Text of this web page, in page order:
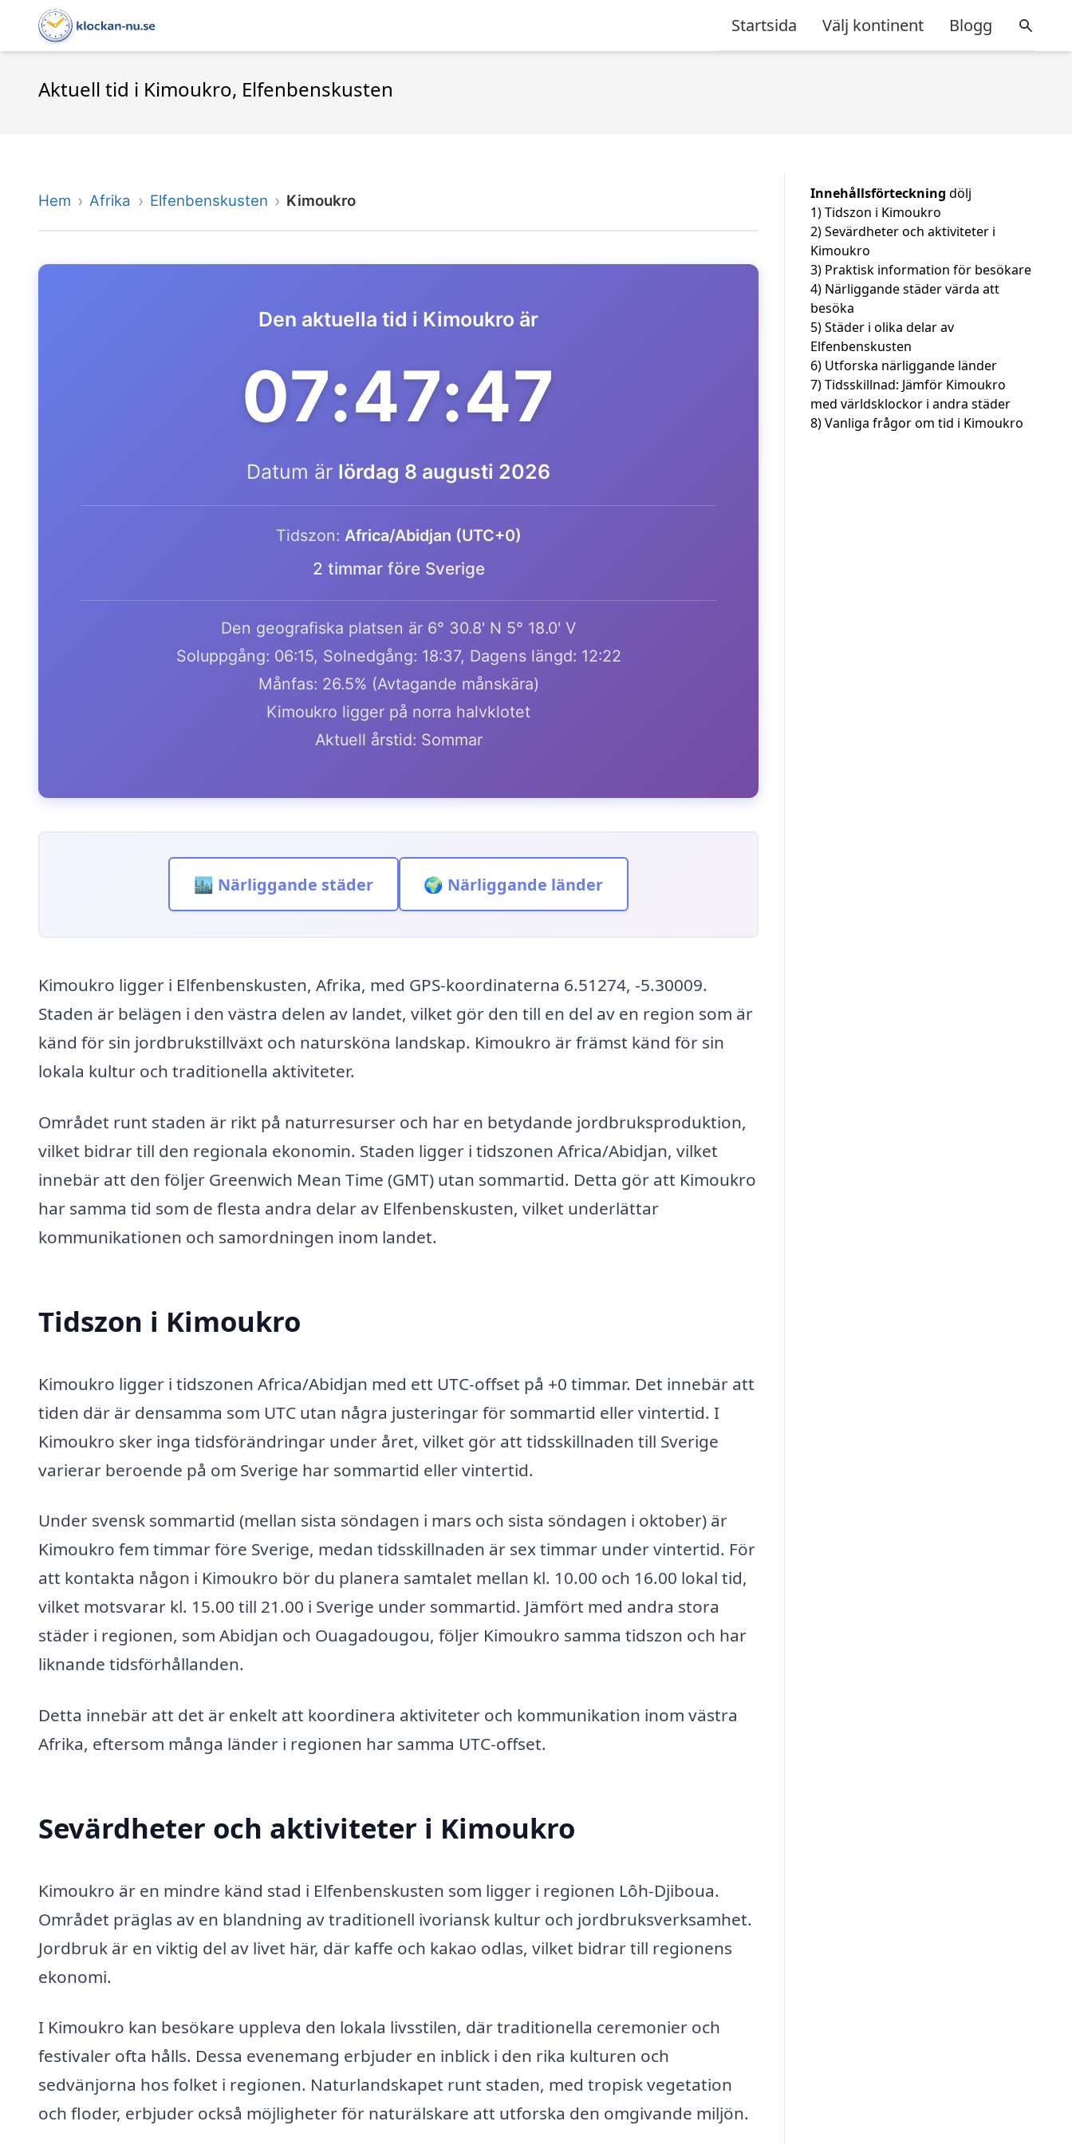
Startsida Välj kontinent Blogg
Aktuell tid i Kimoukro, Elfenbenskusten
Hem Afrika Elfenbenskusten Kimoukro
Den aktuella tid i Kimoukro är
07:47:47
Datum är lördag 8 augusti 2026
Tidszon: Africa/Abidjan (UTC+0)
2 timmar före Sverige
Den geografiska platsen är 6° 30.8' N 5° 18.0' V
Soluppgång: 06:15, Solnedgång: 18:37, Dagens längd: 12:22
Månfas: 26.5% (Avtagande månskära)
Kimoukro ligger på norra halvklotet
Aktuell årstid: Sommar
🏙️ Närliggande städer 🌍 Närliggande länder
Kimoukro ligger i Elfenbenskusten, Afrika, med GPS-koordinaterna 6.51274, -5.30009.
Staden är belägen i den västra delen av landet, vilket gör den till en del av en region som är
känd för sin jordbrukstillväxt och natursköna landskap. Kimoukro är främst känd för sin
lokala kultur och traditionella aktiviteter.
Området runt staden är rikt på naturresurser och har en betydande jordbruksproduktion,
vilket bidrar till den regionala ekonomin. Staden ligger i tidszonen Africa/Abidjan, vilket
innebär att den följer Greenwich Mean Time (GMT) utan sommartid. Detta gör att Kimoukro
har samma tid som de flesta andra delar av Elfenbenskusten, vilket underlättar
kommunikationen och samordningen inom landet.
Tidszon i Kimoukro
Kimoukro ligger i tidszonen Africa/Abidjan med ett UTC-offset på +0 timmar. Det innebär att
tiden där är densamma som UTC utan några justeringar för sommartid eller vintertid. I
Kimoukro sker inga tidsförändringar under året, vilket gör att tidsskillnaden till Sverige
varierar beroende på om Sverige har sommartid eller vintertid.
Under svensk sommartid (mellan sista söndagen i mars och sista söndagen i oktober) är
Kimoukro fem timmar före Sverige, medan tidsskillnaden är sex timmar under vintertid. För
att kontakta någon i Kimoukro bör du planera samtalet mellan kl. 10.00 och 16.00 lokal tid,
vilket motsvarar kl. 15.00 till 21.00 i Sverige under sommartid. Jämfört med andra stora
städer i regionen, som Abidjan och Ouagadougou, följer Kimoukro samma tidszon och har
liknande tidsförhållanden.
Detta innebär att det är enkelt att koordinera aktiviteter och kommunikation inom västra
Afrika, eftersom många länder i regionen har samma UTC-offset.
Sevärdheter och aktiviteter i Kimoukro
Kimoukro är en mindre känd stad i Elfenbenskusten som ligger i regionen Lôh-Djiboua.
Området präglas av en blandning av traditionell ivoriansk kultur och jordbruksverksamhet.
Jordbruk är en viktig del av livet här, där kaffe och kakao odlas, vilket bidrar till regionens
ekonomi.
I Kimoukro kan besökare uppleva den lokala livsstilen, där traditionella ceremonier och
festivaler ofta hålls. Dessa evenemang erbjuder en inblick i den rika kulturen och
sedvänjorna hos folket i regionen. Naturlandskapet runt staden, med tropisk vegetation
och floder, erbjuder också möjligheter för naturälskare att utforska den omgivande miljön.
Innehållsförteckning dölj
1)Tidszon i Kimoukro
2)Sevärdheter och aktiviteter i
Kimoukro
3) Praktisk information för besökare
4) Närliggande städer värda att
besöka
5)Städer i olika delar av
Elfenbenskusten
6) Utforska närliggande länder
7)Tidsskillnad: Jämför Kimoukro
med världsklockor i andra städer
8)Vanliga frågor om tid i Kimoukro